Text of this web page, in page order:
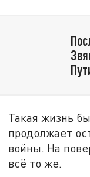
Такая жизнь
продолжает
войны. На
всё то же.